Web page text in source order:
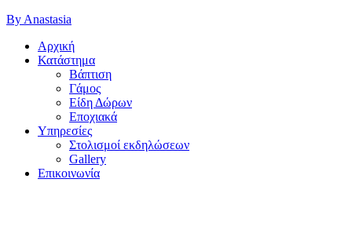
By Anastasia
Αρχική
Κατάστημα
Βάπτιση
Γάμος
Είδη Δώρων
Εποχιακά
Υπηρεσίες
Στολισμοί εκδηλώσεων
Gallery
Επικοινωνία